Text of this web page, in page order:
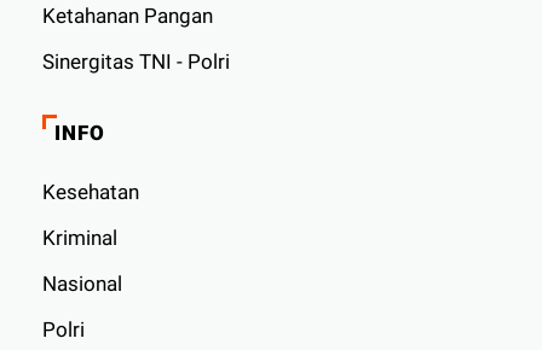
Ketahanan Pangan
Sinergitas TNI - Polri
INFO
Kesehatan
Kriminal
Nasional
Polri